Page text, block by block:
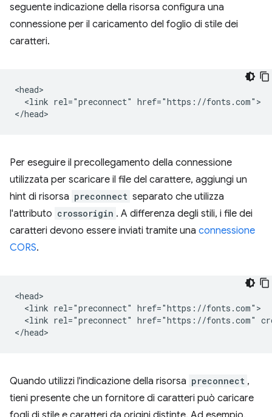
seguente indicazione della risorsa configura una
connessione per il caricamento del foglio di stile dei
caratteri.
<head>
  <link rel="preconnect" href="https://fonts.com">
Per eseguire il precollegamento della connessione
utilizzata per scaricare il file del carattere, aggiungi un
hint di risorsa preconnect separato che utilizza
l'attributo crossorigin . A differenza degli stili, i file dei
caratteri devono essere inviati tramite una connessione
CORS.
<head>
  <link rel="preconnect" href="https://fonts.com">
<link rel="preconnect" href="https://fonts.com"
Quando utilizzi l'indicazione della risorsa preconnect ,
tieni presente che un fornitore di caratteri può caricare